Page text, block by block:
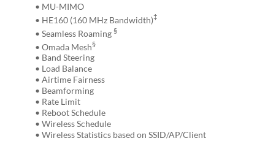
• MU-MIMO
• HE160 (160 MHz Bandwidth)‡
• Seamless Roaming§
• Omada Mesh§
• Band Steering
• Load Balance
• Airtime Fairness
• Beamforming
• Rate Limit
• Reboot Schedule
• Wireless Schedule
• Wireless Statistics based on SSID/AP/Client